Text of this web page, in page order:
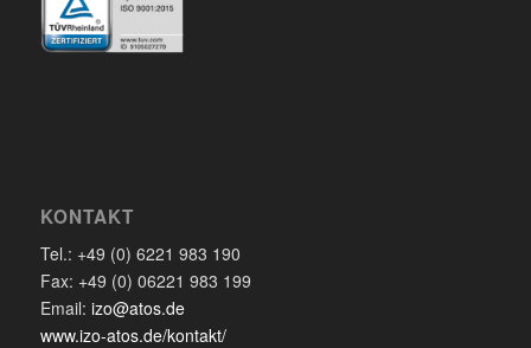
KONTAKT
Tel.: +49 (0) 6221 983 190
Fax: +49 (0) 06221 983 199
Email: izo@atos.de
www.izo-atos.de/kontakt/